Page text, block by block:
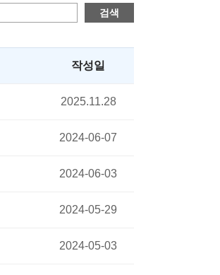
검색
작성일
2025.11.28
2024-06-07
2024-06-03
2024-05-29
2024-05-03